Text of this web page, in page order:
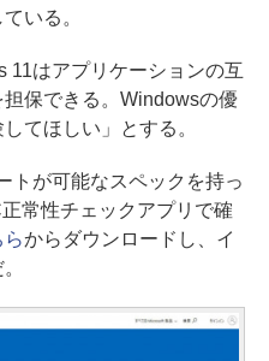
いる。
はアプリケーションの互
保できる。Windowsの優
てほしい」とする。
が可能なスペックを持っ
常性チェックアプリで確
らからダウンロードし、イ